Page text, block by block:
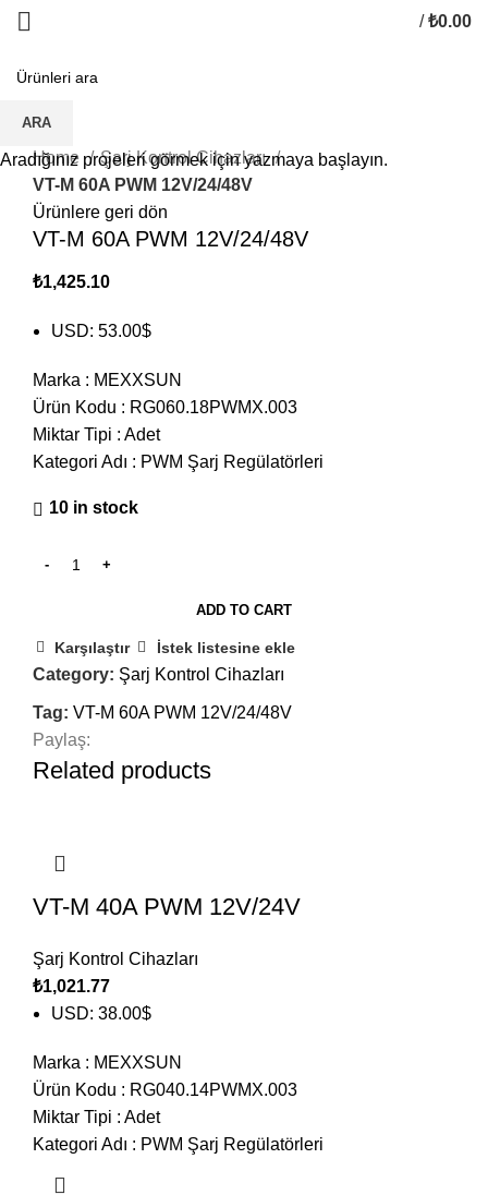
/ ₺0.00
Click to enlarge
Home
Şarj Kontrol Cihazları
VT-M 60A PWM 12V/24/48V
Ürünlere geri dön
VT-M 60A PWM 12V/24/48V
₺1,425.10
USD: 53.00$
Marka : MEXXSUN
Ürün Kodu : RG060.18PWMX.003
Miktar Tipi : Adet
Kategori Adı : PWM Şarj Regülatörleri
10 in stock
ADD TO CART
Karşılaştır İstek listesine ekle
Category: Şarj Kontrol Cihazları
Tag: VT-M 60A PWM 12V/24/48V
Paylaş:
Related products
VT-M 40A PWM 12V/24V
Şarj Kontrol Cihazları
₺1,021.77
USD: 38.00$
Marka : MEXXSUN
Ürün Kodu : RG040.14PWMX.003
Miktar Tipi : Adet
Kategori Adı : PWM Şarj Regülatörleri
ARA
Aradığınız projeleri görmek için yazmaya başlayın.